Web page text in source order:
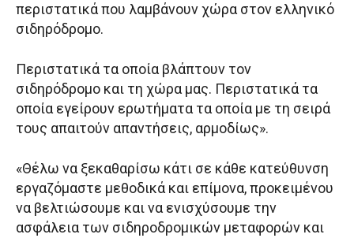
περιστατικά που λαμβάνουν χώρα στον ελληνικό
σιδηρόδρομο.
Περιστατικά τα οποία βλάπτουν τον
σιδηρόδρομο και τη χώρα μας. Περιστατικά τα
οποία εγείρουν ερωτήματα τα οποία με τη σειρά
τους απαιτούν απαντήσεις, αρμοδίως».
«Θέλω να ξεκαθαρίσω κάτι σε κάθε κατεύθυνση
εργαζόμαστε μεθοδικά και επίμονα, προκειμένου
να βελτιώσουμε και να ενισχύσουμε την
ασφάλεια των σιδηροδρομικών μεταφορών και